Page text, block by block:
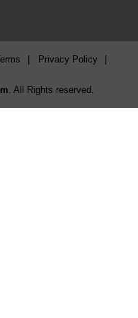
Privacy Policy
. All Rights reserved.